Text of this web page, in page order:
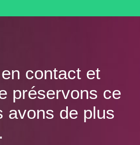
de l'association Femmes
· Bateau Phare Paris
contact et
préservons ce
avons de plus